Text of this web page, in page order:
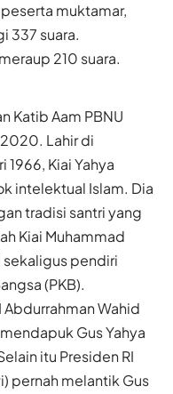
muktamar,
337 suara.
210 suara.
Katib Aam PBNU
Lahir di
1966, Kiai Yahya
intelektual Islam. Dia
tradisi santri yang
Kiai Muhammad
sekaligus pendiri
(PKB).
Wahid
Gus Yahya
itu Presiden RI
pernah melantik Gus